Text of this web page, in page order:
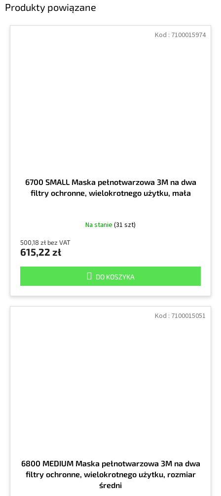
Produkty powiązane
6700 SMALL Maska pełnotwarzowa 3M na dwa
filtry ochronne, wielokrotnego użytku, mała
Na stanie (31 szt)
500,18 zł bez VAT
615,22 zł
DO KOSZYKA
Kod : 7100015974
6800 MEDIUM Maska pełnotwarzowa 3M na dwa
filtry ochronne, wielokrotnego użytku, rozmiar
średni
Kod : 7100015051